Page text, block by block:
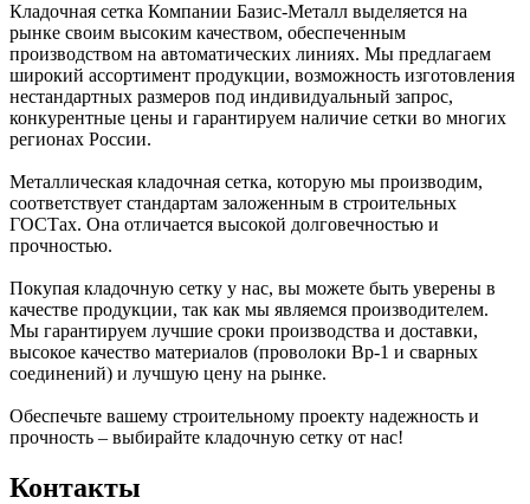
Кладочная сетка Компании Базис-Металл выделяется на
рынке своим высоким качеством, обеспеченным
производством на автоматических линиях. Мы предлагаем
широкий ассортимент продукции, возможность изготовления
нестандартных размеров под индивидуальный запрос,
конкурентные цены и гарантируем наличие сетки во многих
регионах России.
Металлическая кладочная сетка, которую мы производим,
соответствует стандартам заложенным в строительных
ГОСТах. Она отличается высокой долговечностью и
прочностью.
Покупая кладочную сетку у нас, вы можете быть уверены в
качестве продукции, так как мы являемся производителем.
Мы гарантируем лучшие сроки производства и доставки,
высокое качество материалов (проволоки Вр-1 и сварных
соединений) и лучшую цену на рынке.
Обеспечьте вашему строительному проекту надежность и
прочность – выбирайте кладочную сетку от нас!
Контакты